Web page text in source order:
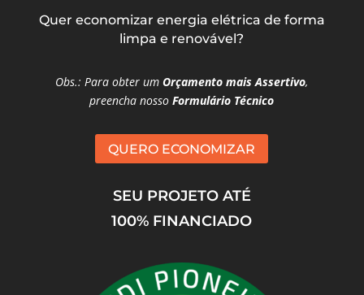
Quer economizar energia elétrica de forma
limpa e renovável?
Obs.: Para obter um Orçamento mais Assertivo,
preencha nossoFormulário Técnico
QUERO ECONOMIZAR
SEU PROJETO ATÉ
100% FINANCIADO